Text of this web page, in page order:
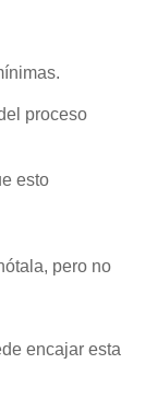
proceso
esto
pero no
encajar esta